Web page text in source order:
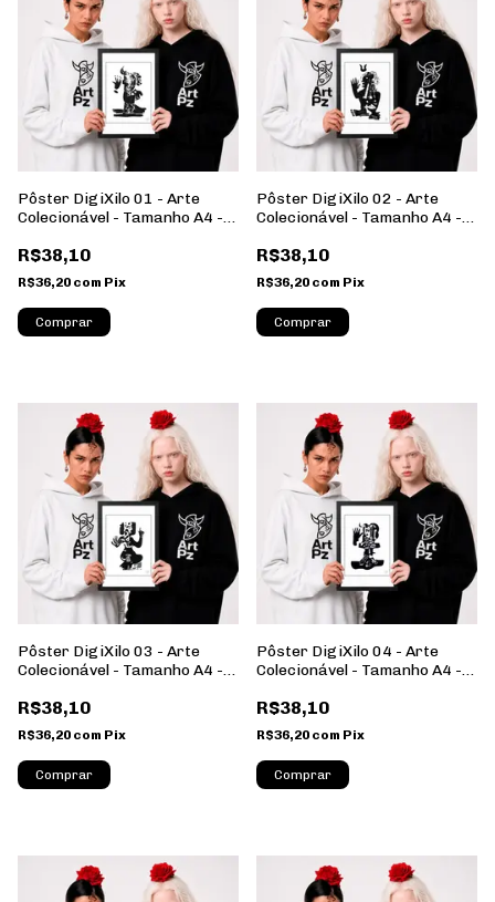
Pôster DigiXilo 01 - Arte
Colecionável - Tamanho A4 -
Retrato
R$38,10
R$36,20 com Pix
Comprar
Pôster DigiXilo 02 - Arte
Colecionável - Tamanho A4 -
Retrato
R$38,10
R$36,20 com Pix
Comprar
Pôster DigiXilo 03 - Arte
Colecionável - Tamanho A4 -
Retrato
R$38,10
R$36,20 com Pix
Comprar
Pôster DigiXilo 04 - Arte
Colecionável - Tamanho A4 -
Retrato
R$38,10
R$36,20 com Pix
Comprar